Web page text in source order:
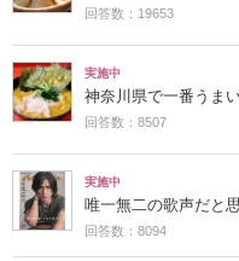
回答数：19653
実施中
神奈川県で一番うま
回答数：8507
実施中
唯一無二の歌声だと
回答数：8094